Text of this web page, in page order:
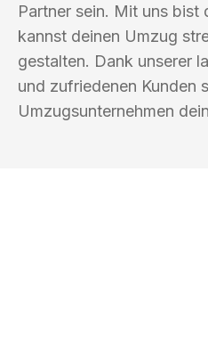
Partner sein. Mit uns bist
kannst deinen Umzug
gestalten. Dank unserer
und zufriedenen Kunden
Umzugsunternehmen